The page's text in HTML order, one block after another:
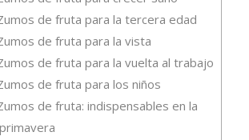
de fruta para la tercera edad
de fruta para la vista
de fruta para la vuelta al trabajo
de fruta para los niños
de fruta: indispensables en la
primavera